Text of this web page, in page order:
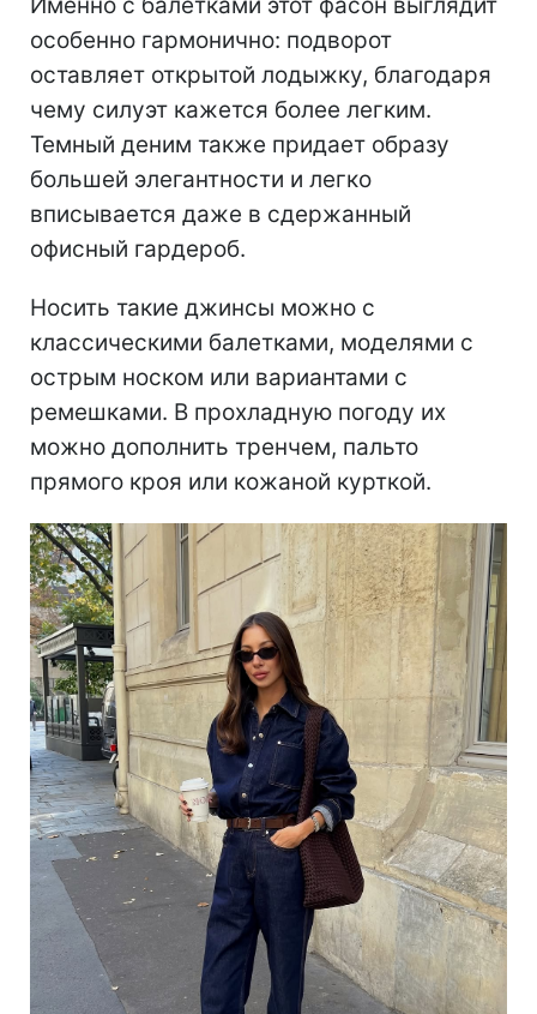
особенно гармонично: подворот
оставляет открытой лодыжку, благодаря
чему силуэт кажется более легким.
Темный деним также придает образу
большей элегантности и легко
вписывается даже в сдержанный
офисный гардероб.
Носить такие джинсы можно с
классическими балетками, моделями с
острым носком или вариантами с
ремешками. В прохладную погоду их
можно дополнить тренчем, пальто
прямого кроя или кожаной курткой.